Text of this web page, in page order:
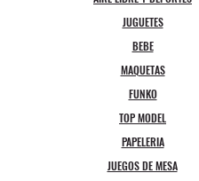
JUGUETES
BEBE
MAQUETAS
FUNKO
TOP MODEL
PAPELERIA
JUEGOS DE MESA